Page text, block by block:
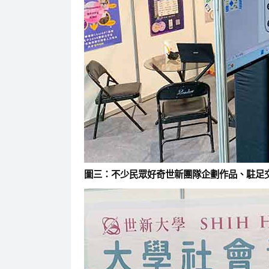
圖三：不少民眾好奇世新團隊企劃作品、駐足